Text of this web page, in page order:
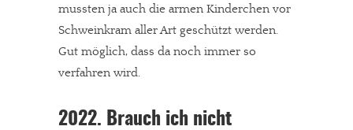
mussten ja auch die armen Kinderchen vor
Schweinkram aller Art geschützt werden.
Gut möglich, dass da noch immer so
verfahren wird.
2022. Brauch ich nicht